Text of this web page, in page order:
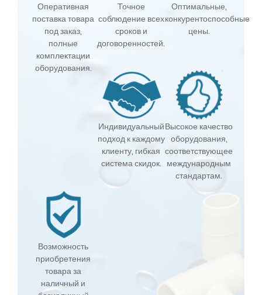
Оперативная
поставка товара
под заказ,
полные
комплектации
оборудования.
Точное
соблюдение всех
сроков и
договоренностей.
Оптимальные,
конкурентоспособные
цены.
Индивидуальный
подход к каждому
клиенту, гибкая
система скидок.
Высокое качество
оборудования,
соответствующее
международным
стандартам.
Возможность
приобретения
товара за
наличный и